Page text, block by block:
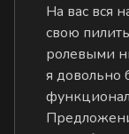
На вас вся
свою
ролевыми
я довольно